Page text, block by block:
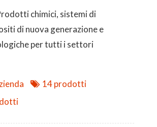
chimici, sistemi di
di nuova generazione e
per tutti i settori
14 prodotti